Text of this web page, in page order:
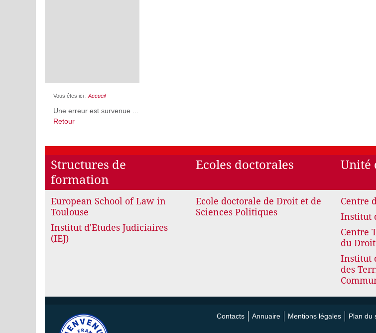
Vous êtes ici :Accueil
Une erreur est survenue ...
Retour
Structures de
formation
European School of Law in
Toulouse
Institut d'Etudes Judiciaires
(IEJ)
Ecoles doctorales
Ecole doctorale de Droit et de
Sciences Politiques
Unité
Centre
Institut
Centre
du
Institut
des
Contacts Annuaire Mentions légales Plan du